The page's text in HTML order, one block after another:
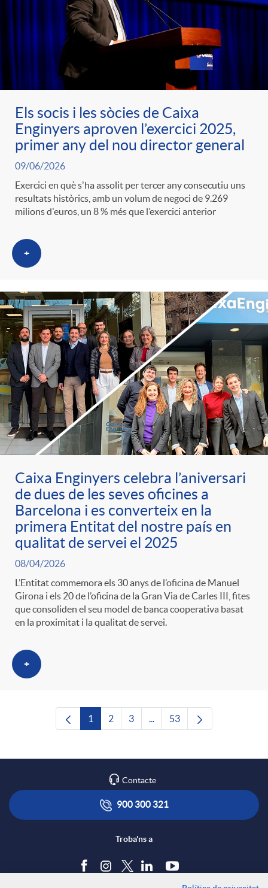
Els socis i les sòcies de Caixa
Enginyers aproven l’exercici 2025,
primer any del nou director general
09/06/2026
Exercici en què s'ha assolit per tercer any consecutiu uns
resultats històrics, amb un volum de negoci de 9.269
milions d'euros, un 8 % més que l’exercici anterior
+
Caixa Enginyers celebra l’aniversari
de dues de les seves oficines a
Barcelona i es converteix en la
primera Entitat del nostre país en
qualitat de servei el 2025
08/04/2026
L’Entitat commemora els 30 anys de l’oficina de Manuel
Girona i els 20 de l’oficina de la Gran Via de Carles III, fites
que consoliden el seu model de banca cooperativa basat
en la proximitat i la qualitat de servei.
+
Pàgina
1 Pàgina
2 Pàgina
3 ...Pàgines intermèdies
Pàgina
53
Contacte
900 300 321
Troba'ns a